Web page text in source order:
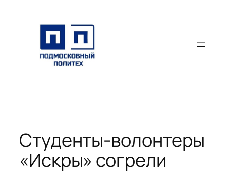
содержимому
Студенты-волонтеры
«Искры» согрели